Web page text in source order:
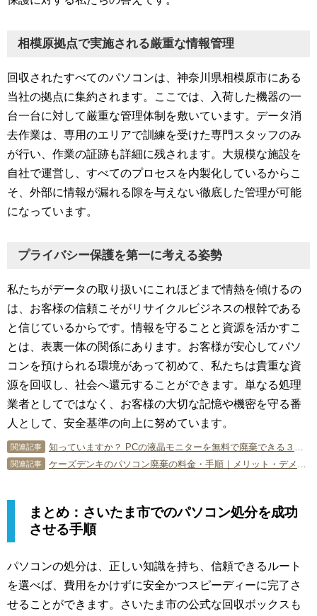
相模原拠点で実施される厳重な情報管理
回収されたすべてのパソコンは、神奈川県相模原市にある
当社の拠点に集約されます。ここでは、入荷した機器の一
台一台に対して厳重な管理体制を敷いています。データ消
去作業は、専用のエリアで訓練を受けた専門スタッフのみ
が行い、作業の証跡も詳細に残されます。大規模な施設を
自社で運営し、すべてのプロセスを内製化しているからこ
そ、外部に情報が漏れる隙を与えない徹底した管理が可能
になっています。
プライバシー保護を第一に考える姿勢
私たちがデータの取り扱いにこれほどまで情熱を傾けるの
は、お客様の信頼こそがリサイクルビジネスの根幹である
と信じているからです。情報を守ることと資源を活かすこ
とは、表裏一体の関係にあります。お客様が安心してパソ
コンを預けられる環境があって初めて、私たちは貴重な資
源を回収し、社会へ還元することができます。単なる処理
業者としてではなく、お客様の大切な記憶や機密を守る番
人として、安全基準の向上に努めています。
関連記事
関連記事
まとめ：さいたま市でのパソコン処分を成功
させる手順
パソコンの処分は、正しい知識を持ち、信頼できるルート
を選べば、費用をかけずに安全かつスピーディーに完了さ
せることができます。さいたま市の公式な回収ボックスも